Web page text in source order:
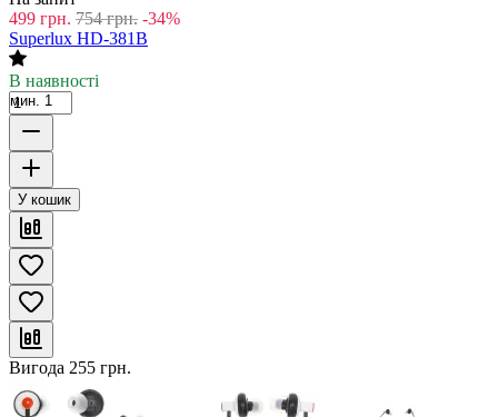
499 грн. 754 грн. -34%
Superlux HD-381B
В наявності
мин. 1
У кошик
Вигода 255 грн.